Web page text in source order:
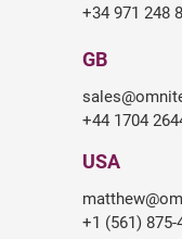
+34 971 248
GB
+44 1704
USA
+1 (561) 875-